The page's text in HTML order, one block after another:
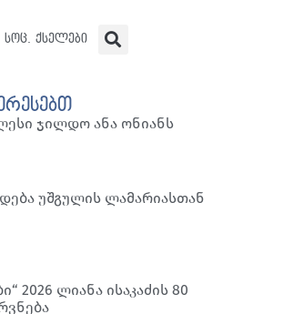
სოც. ქსელები
ჯილდო ანა ონიანს
უშგულის ლამარიასთან
2026 ლიანა ისაკაძის 80